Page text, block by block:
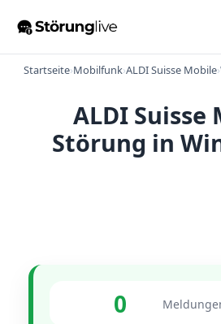
Startseite›Mobilfunk›ALDI Suisse Mobile›
ALDI Suisse
Störung in
0